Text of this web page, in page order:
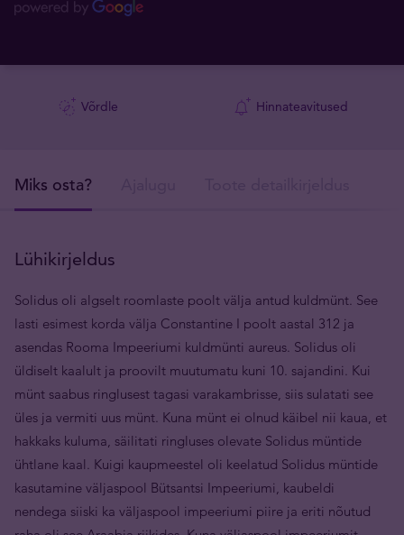
Võrdle Hinnateavitused
Miks osta?
Lühikirjeldus
Solidus oli algselt roomlaste poolt välja antud kuldmünt. See
lasti esimest korda välja Constantine I poolt aastal 312 ja
asendas Rooma Impeeriumi kuldmünti aureus. Solidus oli
üldiselt kaalult ja proovilt muutumatu kuni 10. sajandini. Kui
münt saabus ringlusest tagasi varakambrisse, siis sulatati see
üles ja vermiti uus münt. Kuna münt ei olnud käibel nii kaua, et
hakkaks kuluma, säilitati ringluses olevate Solidus müntide
ühtlane kaal. Kuigi kaupmeestel oli keelatud Solidus müntide
kasutamine väljaspool Bütsantsi Impeeriumi, kaubeldi
nendega siiski ka väljaspool impeeriumi piire ja eriti nõutud